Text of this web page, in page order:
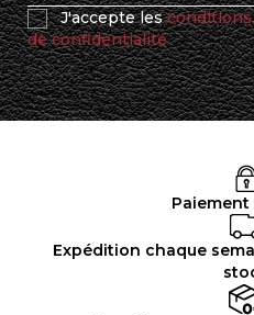
J'accepte les
de confidentialité
Paiement
Expédition chaque